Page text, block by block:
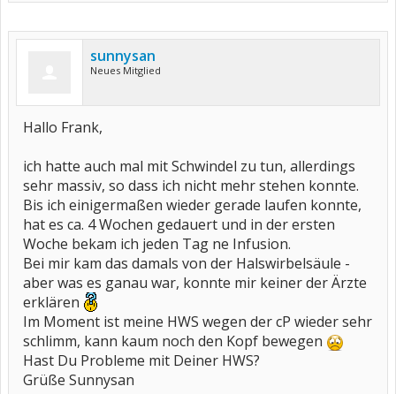
sunnysan
Neues Mitglied
Hallo Frank,
ich hatte auch mal mit Schwindel zu tun, allerdings
sehr massiv, so dass ich nicht mehr stehen konnte.
Bis ich einigermaßen wieder gerade laufen konnte,
hat es ca. 4 Wochen gedauert und in der ersten
Woche bekam ich jeden Tag ne Infusion.
Bei mir kam das damals von der Halswirbelsäule -
aber was es ganau war, konnte mir keiner der Ärzte
erklären
Im Moment ist meine HWS wegen der cP wieder sehr
schlimm, kann kaum noch den Kopf bewegen
Hast Du Probleme mit Deiner HWS?
Grüße Sunnysan